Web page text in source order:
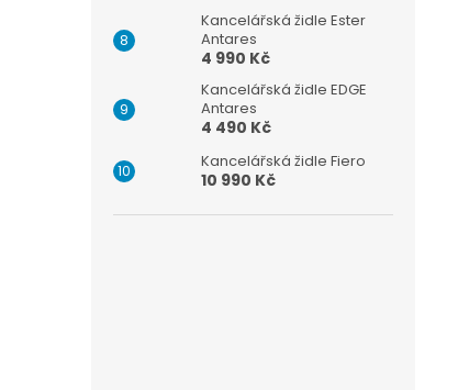
Kancelářská židle Ester
Antares
4 990 Kč
Kancelářská židle EDGE
Antares
4 490 Kč
Kancelářská židle Fiero
10 990 Kč